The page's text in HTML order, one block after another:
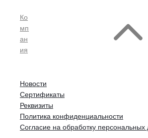
Ко
мп
ан
ия
Новости
Сертификаты
Реквизиты
Политика конфиденциальности
Согласие на обработку персональных